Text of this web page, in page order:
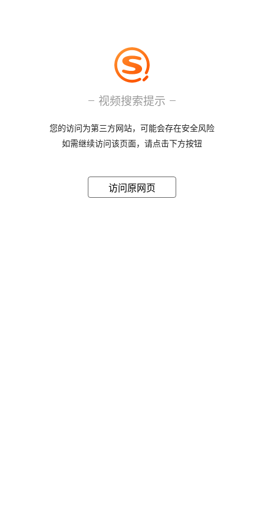
视频搜索提示
您的访问为第三方网站，可能会存在安全风险
如需继续访问该页面，请点击下方按钮
访问原网页